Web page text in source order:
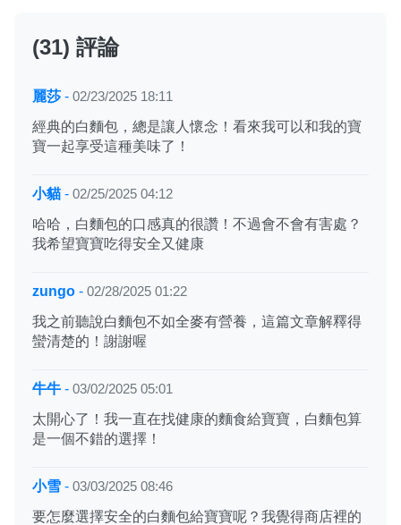
(31) 評論
麗莎 - 02/23/2025 18:11
經典的白麵包，總是讓人懷念！看來我可以和我的寶
寶一起享受這種美味了！
小貓 - 02/25/2025 04:12
哈哈，白麵包的口感真的很讚！不過會不會有害處？
我希望寶寶吃得安全又健康
zungo - 02/28/2025 01:22
我之前聽說白麵包不如全麥有營養，這篇文章解釋得
蠻清楚的！謝謝喔
牛牛 - 03/02/2025 05:01
太開心了！我一直在找健康的麵食給寶寶，白麵包算
是一個不錯的選擇！
小雪 - 03/03/2025 08:46
要怎麼選擇安全的白麵包給寶寶呢？我覺得商店裡的